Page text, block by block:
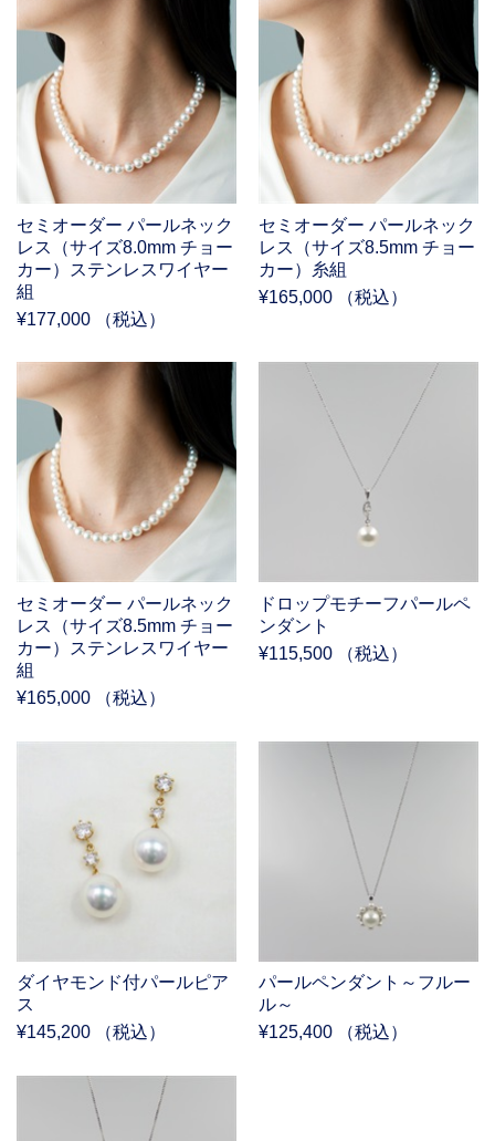
セミオーダー パールネック
レス（サイズ8.0mm チョー
カー）ステンレスワイヤー
組
¥177,000 （税込）
セミオーダー パールネック
レス（サイズ8.5mm チョー
カー）糸組
¥165,000 （税込）
セミオーダー パールネック
レス（サイズ8.5mm チョー
カー）ステンレスワイヤー
組
¥165,000 （税込）
ドロップモチーフパールペ
ンダント
¥115,500 （税込）
ダイヤモンド付パールピア
ス
¥145,200 （税込）
パールペンダント～フルー
ル～
¥125,400 （税込）